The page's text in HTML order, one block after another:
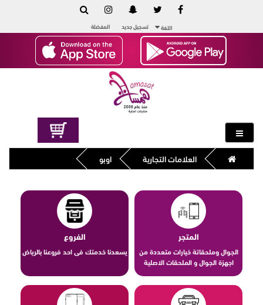
اللغة تسجيل جديد المفضلة
العلامات التجارية اوبو
المتجر
الجوال وملحقاتة خيارات متعددة من
اجهزة الجوال و الملحقات الاصلية
الفروع
يسعدنا خدمتك فى احد فروعنا بالرياض